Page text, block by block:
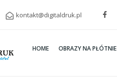
kontakt@digitaldruk.pl
HOME OBRAZY NA PŁÓTNIE